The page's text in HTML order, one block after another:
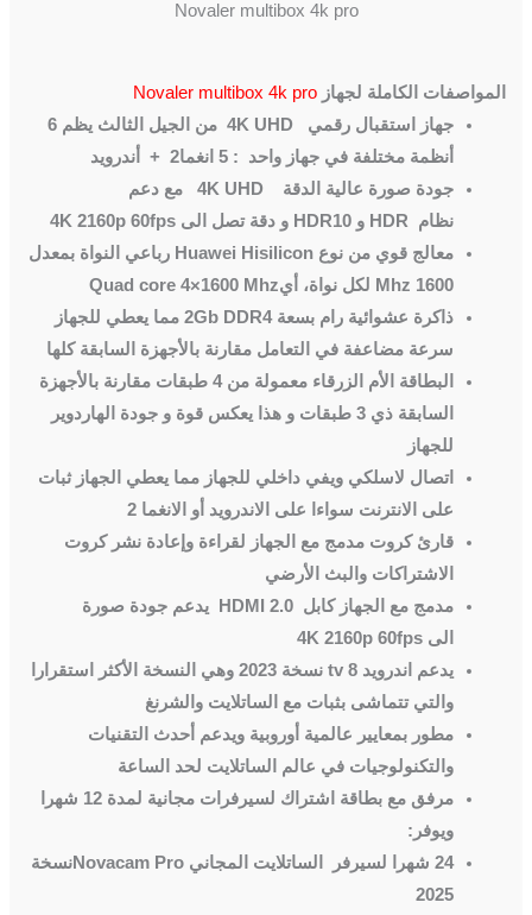
Novaler multibox 4k pro
المواصفات الكاملة لجهازNovaler multibox 4k pro
جهاز استقبال رقمي 4K UHD
من الجيل الثالث يظم 6
أنظمة مختلفة في جهاز واحد : 5 انغما2 + أندرويد
جودة صورة عالية الدقة 4K UHD مع دعم
نظام
HDR وHDR10 و دقة تصل الى4K 2160p 60fps
معالج قوي من نوع Huawei Hisiliconرباعي النواة بمعدل
1600
Mhz لكل نواة، أيQuad core 4×1600 Mhz
ذاكرة عشوائية رام بسعة2Gb DDR4 مما يعطي للجهاز
سرعة مضاعفة في التعامل مقارنة بالأجهزة السابقة كلها
البطاقة الأم الزرقاء معمولة من 4 طبقات مقارنة بالأجهزة
السابقة ذي 3 طبقات و هذا يعكس قوة و جودة الهاردوير
للجهاز
اتصال لاسلكي ويفي داخلي للجهاز مما يعطي الجهاز ثبات
على الانترنت سواءا على الاندرويد أو الانغما 2
قارئ كروت مدمج مع الجهاز لقراءة وإعادة نشر كروت
الاشتراكات والبث الأرضي
مدمج مع الجهاز كابل HDMI 2.0
يدعم جودة صورة
الى4K 2160p 60fps
يدعم اندرويد 8
tv نسخة2023 وهي النسخة الأكثر استقرارا
والتي تتماشى بثبات مع الساتلايت والشرنغ
مطور بمعايير عالمية أوروبية ويدعم أحدث التقنيات
والتكنولوجيات في عالم الساتلايت لحد الساعة
مرفق مع بطاقة اشتراك لسيرفرات مجانية لمدة 12 شهرا
ويوفر :
24 شهرا لسيرفر الساتلايت المجاني
Novacam Proنسخة
2025